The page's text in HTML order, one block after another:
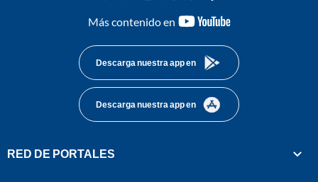
Más contenido en
youtube-
Descarga nuestra app en
Descarga nuestra app en
RED DE PORTALES